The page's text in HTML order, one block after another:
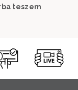
teszem